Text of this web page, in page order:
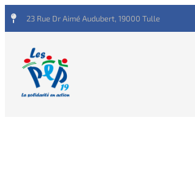
23 Rue Dr Aimé Audubert, 19000 Tulle